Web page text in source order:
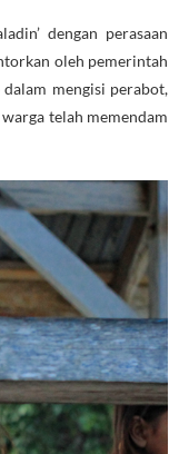
dengan perasaan
oleh pemerintah
mengisi perabot,
telah memendam